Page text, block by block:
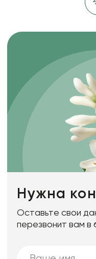
Нужна
Оставьте свои
перезвонит вам